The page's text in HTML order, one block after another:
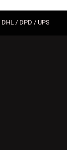
DHL / DPD / UPS